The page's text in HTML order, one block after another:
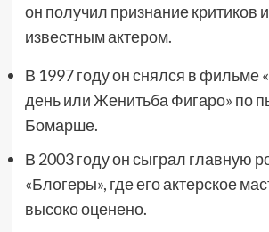
он получил признание критиков
известным актером.
В 1997 году он снялся в фильме
день или Женитьба Фигаро» по
Бомарше.
В 2003 году он сыграл главную
«Блогеры», где его актерское
высоко оценено.